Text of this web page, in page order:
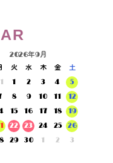
2026年9月
火 水 木 金
土
1 2 3 4
5
8 9 10 11
12
15 16 17 18
19
22 23 24 25
26
29 30 1 2 3